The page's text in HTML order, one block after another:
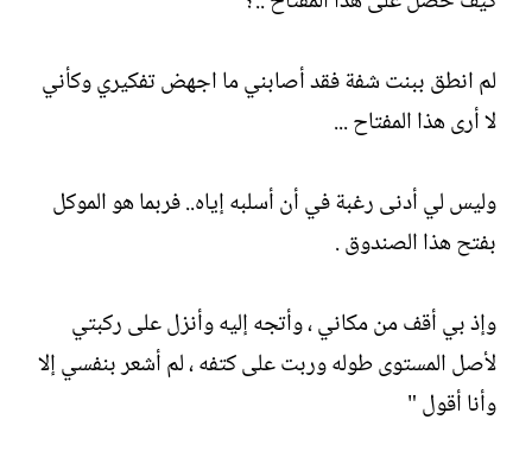
لم انطق ببنت شفة فقد أصابني ما اجهض تفكيري وكأني
لا أرى هذا المفتاح ...
وليس لي أدنى رغبة في أن أسلبه إياه.. فربما هو الموكل
بفتح هذا الصندوق .
وإذ بي أقف من مكاني ، وأتجه إليه وأنزل على ركبتي
لأصل المستوى طوله وربت على كتفه ، لم أشعر بنفسي إلا
وأنا أقول "